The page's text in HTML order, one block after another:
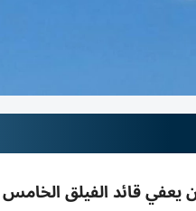
يعفي قائد الفيلق